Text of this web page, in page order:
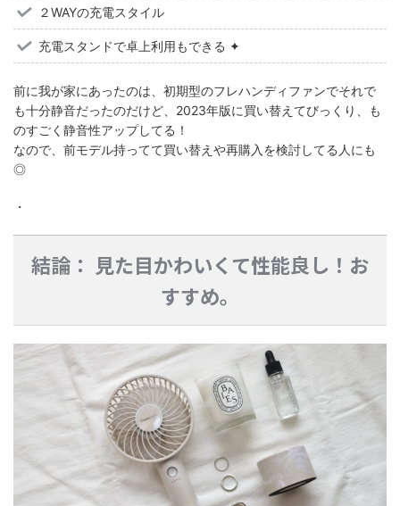
２WAYの充電スタイル
充電スタンドで卓上利用もできる ✦
前に我が家にあったのは、初期型のフレハンディファンでそれで
も十分静音だったのだけど、2023年版に買い替えてびっくり、も
のすごく静音性アップしてる！
なので、前モデル持ってて買い替えや再購入を検討してる人にも
◎
・
結論： 見た目かわいくて性能良し！お
すすめ。